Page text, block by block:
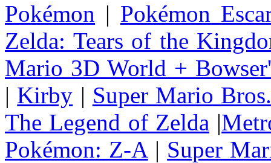
Pokémon | Pokémon
Zelda: Tears of the
Mario 3D World +
| Kirby | Super Mario
The Legend of Zelda |
Pokémon: Z-A | Super